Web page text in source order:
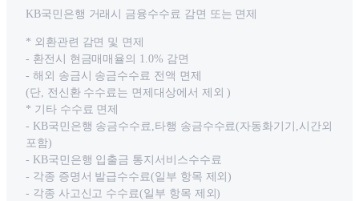
KB국민은행 거래시 금융수수료 감면 또는 면제
* 외환관련 감면 및 면제
- 환전시 현금매매율의 1.0% 감면
- 해외 송금시 송금수수료 전액 면제
(단, 전신환 수수료는 면제대상에서 제외 )
* 기타 수수료 면제
- KB국민은행 송금수수료,타행 송금수수료(자동화기기,시간외
포함)
- KB국민은행 입출금 통지서비스수수료
- 각종 증명서 발급수수료(일부 항목 제외)
- 각종 사고신고 수수료(일부 항목 제외)